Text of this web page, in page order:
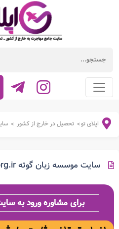
اپلای تو> تحصیل در خارج از کشور >
سایت موسسه زبان گوته dsit.org.ir
برای مشاوره ورود به